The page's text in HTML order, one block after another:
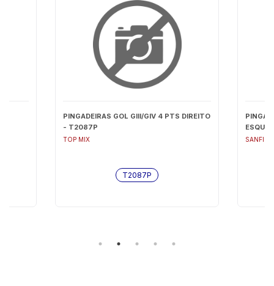
PINGADEIRAS GOL GIII/GIV 4 PTS DIREITO
- T2087P
TOP MIX
T2087P
SANFIL